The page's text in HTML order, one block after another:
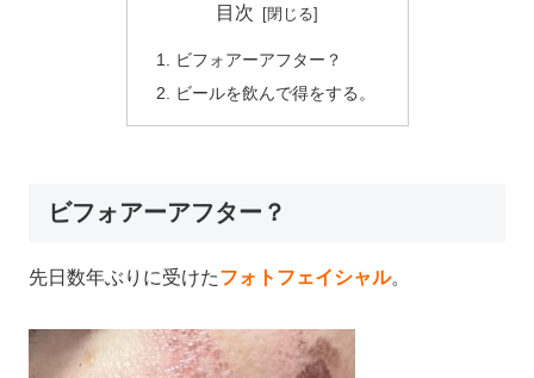
目次
ビフォアーアフター？
ビールを飲んで得をする。
ビフォアーアフター？
先日数年ぶりに受けたフォトフェイシャル。